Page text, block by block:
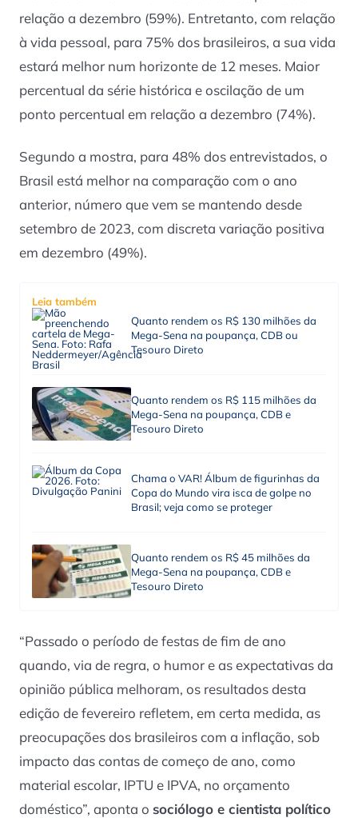
relação a dezembro (59%). Entretanto, com relação
à vida pessoal, para 75% dos brasileiros, a sua vida
estará melhor num horizonte de 12 meses. Maior
percentual da série histórica e oscilação de um
ponto percentual em relação a dezembro (74%).
Segundo a mostra, para 48% dos entrevistados, o
Brasil está melhor na comparação com o ano
anterior, número que vem se mantendo desde
setembro de 2023, com discreta variação positiva
em dezembro (49%).
Leia também
Quanto rendem os R$ 130 milhões da
Mega-Sena na poupança, CDB ou
Tesouro Direto
Quanto rendem os R$ 115 milhões da
Mega-Sena na poupança, CDB e
Tesouro Direto
Chama o VAR! Álbum de figurinhas da
Copa do Mundo vira isca de golpe no
Brasil; veja como se proteger
Quanto rendem os R$ 45 milhões da
Mega-Sena na poupança, CDB e
Tesouro Direto
“Passado o período de festas de fim de ano
quando, via de regra, o humor e as expectativas da
opinião pública melhoram, os resultados desta
edição de fevereiro refletem, em certa medida, as
preocupações dos brasileiros com a inflação, sob
impacto das contas de começo de ano, como
material escolar, IPTU e IPVA, no orçamento
doméstico”, aponta o sociólogo e cientista político